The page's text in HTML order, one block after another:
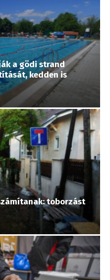
a gödi strand
kedden is
toborzást